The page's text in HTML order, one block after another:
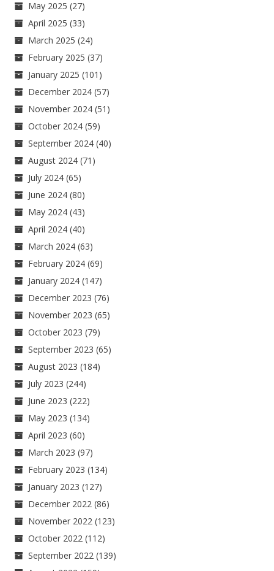
May 2025 (27)
April 2025 (33)
March 2025 (24)
February 2025 (37)
January 2025 (101)
December 2024 (57)
November 2024 (51)
October 2024 (59)
September 2024 (40)
August 2024 (71)
July 2024 (65)
June 2024 (80)
May 2024 (43)
April 2024 (40)
March 2024 (63)
February 2024 (69)
January 2024 (147)
December 2023 (76)
November 2023 (65)
October 2023 (79)
September 2023 (65)
August 2023 (184)
July 2023 (244)
June 2023 (222)
May 2023 (134)
April 2023 (60)
March 2023 (97)
February 2023 (134)
January 2023 (127)
December 2022 (86)
November 2022 (123)
October 2022 (112)
September 2022 (139)